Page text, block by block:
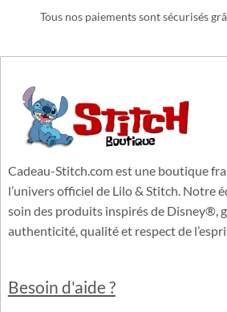
Tous nos paiements sont sécurisés
Cadeau-Stitch.com est une boutique
l’univers officiel de Lilo & Stitch. Notre
soin des produits inspirés de Disney®,
authenticité, qualité et respect de
Besoin d'aide ?